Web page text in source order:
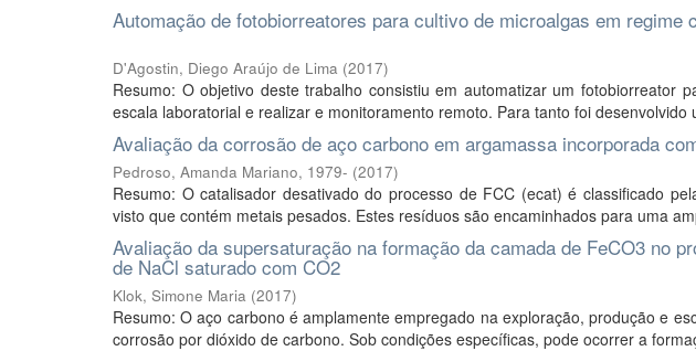
Automação de fotobiorreatores para cultivo de microalgas em regime
D'Agostin, Diego Araújo de Lima (2017)
Resumo: O objetivo deste trabalho consistiu em automatizar um fotobiorreator
escala laboratorial e realizar e monitoramento remoto. Para tanto foi desenvolvido
Avaliação da corrosão de aço carbono em argamassa incorporada
Pedroso, Amanda Mariano, 1979- (2017)
Resumo: O catalisador desativado do processo de FCC (ecat) é classificado
visto que contém metais pesados. Estes resíduos são encaminhados para uma
Avaliação da supersaturação na formação da camada de FeCO3 no
de NaCl saturado com CO2
Klok, Simone Maria (2017)
Resumo: O aço carbono é amplamente empregado na exploração, produção e
corrosão por dióxido de carbono. Sob condições específicas, pode ocorrer a